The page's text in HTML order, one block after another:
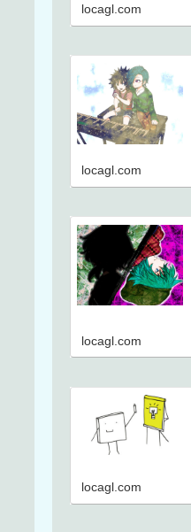
locagl.com
locagl.com
locagl.com
locagl.com